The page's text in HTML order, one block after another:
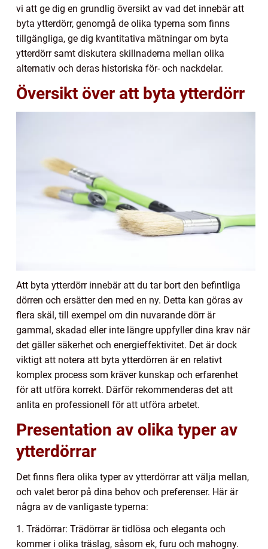
vi att ge dig en grundlig översikt av vad det innebär att
byta ytterdörr, genomgå de olika typerna som finns
tillgängliga, ge dig kvantitativa mätningar om byta
ytterdörr samt diskutera skillnaderna mellan olika
alternativ och deras historiska för- och nackdelar.
Översikt över att byta ytterdörr
Att byta ytterdörr innebär att du tar bort den befintliga
dörren och ersätter den med en ny. Detta kan göras av
flera skäl, till exempel om din nuvarande dörr är
gammal, skadad eller inte längre uppfyller dina krav när
det gäller säkerhet och energieffektivitet. Det är dock
viktigt att notera att byta ytterdörren är en relativt
komplex process som kräver kunskap och erfarenhet
för att utföra korrekt. Därför rekommenderas det att
anlita en professionell för att utföra arbetet.
Presentation av olika typer av
ytterdörrar
Det finns flera olika typer av ytterdörrar att välja mellan,
och valet beror på dina behov och preferenser. Här är
några av de vanligaste typerna:
1. Trädörrar: Trädörrar är tidlösa och eleganta och
kommer i olika träslag, såsom ek, furu och mahogny.